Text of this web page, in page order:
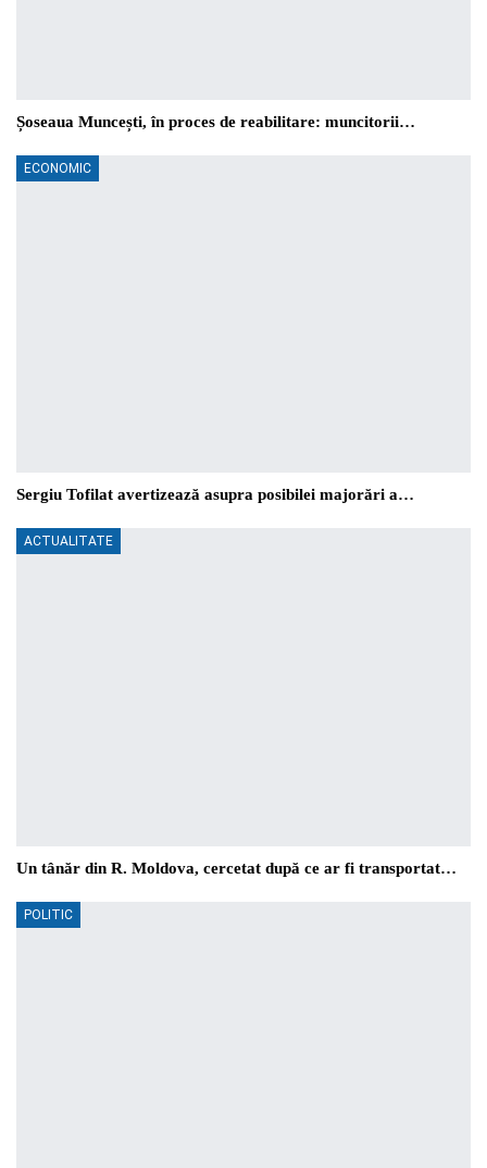
Șoseaua Muncești, în proces de reabilitare: muncitorii…
ECONOMIC
Sergiu Tofilat avertizează asupra posibilei majorări a…
ACTUALITATE
Un tânăr din R. Moldova, cercetat după ce ar fi transportat…
POLITIC